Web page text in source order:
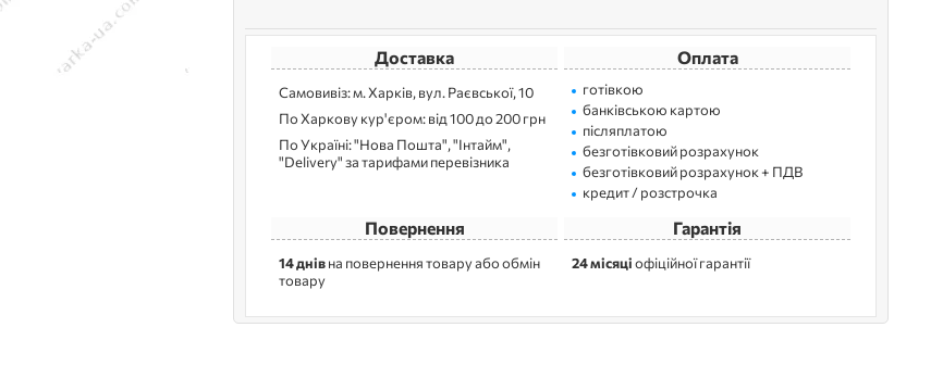
Доставка
Самовивіз: м. Харків, вул. Раєвської, 10
По Харкову кур'єром: від 100 до 200 грн
По Україні: "Нова Пошта", "Інтайм",
"Delivery" за тарифами перевізника
Оплата
готівкою
банківською картою
післяплатою
безготівковий розрахунок
безготівковий розрахунок + ПДВ
кредит / розстрочка
Повернення
14 днівна повернення товару або обмін
товару
Гарантія
24 місяціофіційної гарантії